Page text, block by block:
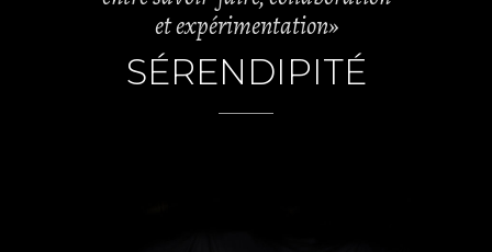
et expérimentation»
SÉRENDIPITÉ